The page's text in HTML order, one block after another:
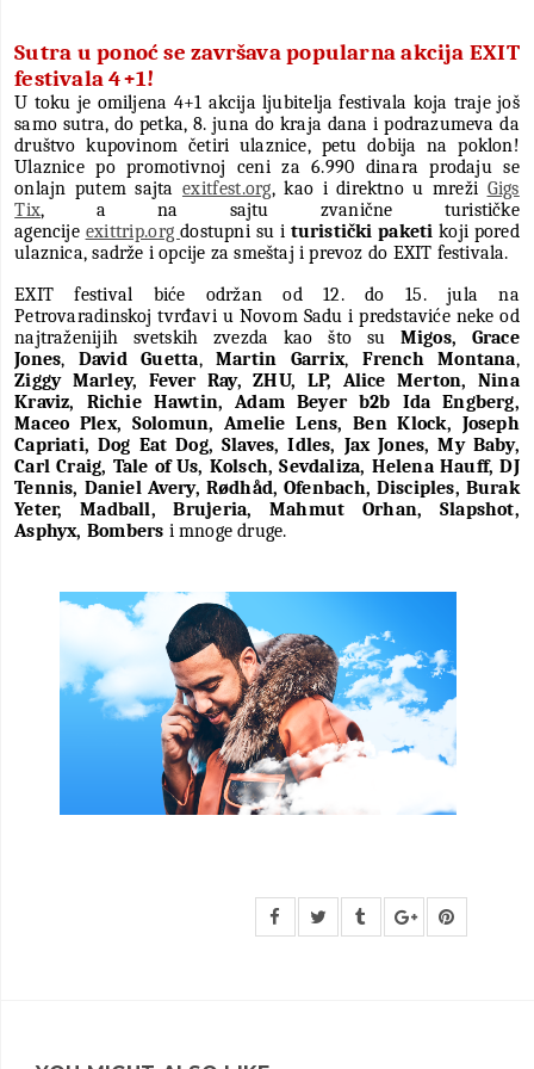
Sutra u ponoć se završava popularna akcija EXIT
festivala 4+1!
U toku je omiljena 4+1 akcija ljubitelja festivala koja traje još
samo sutra, do petka, 8. juna do kraja dana i podrazumeva da
društvo kupovinom četiri ulaznice, petu dobija na poklon!
Ulaznice po promotivnoj ceni za 6.990 dinara prodaju se
onlajn putem sajta exitfest.org, kao i direktno u mreži Gigs
Tix, a na sajtu zvanične turističke
agencije exittrip.orgdostupni su i turistički paketikoji pored
ulaznica, sadrže i opcije za smeštaj i prevoz do EXIT festivala.
EXIT festival biće održan od 12. do 15. jula na
Petrovaradinskoj tvrđavi u Novom Sadu i predstaviće neke od
najtraženijih svetskih zvezda kao što su Migos,
Grace
Jones, David Guetta,Martin Garrix, French Montana,
Ziggy Marley, Fever Ray, ZHU, LP, Alice Merton, Nina
Kraviz, Richie Hawtin, Adam Beyer b2b Ida Engberg,
Maceo Plex, Solomun, Amelie Lens, Ben Klock, Joseph
Capriati, Dog Eat Dog, Slaves, Idles, Jax Jones, My Baby,
Carl Craig, Tale of Us, Kolsch, Sevdaliza, Helena Hauff, DJ
Tennis, Daniel Avery, Rødhåd, Ofenbach, Disciples, Burak
Yeter, Madball, Brujeria, Mahmut Orhan, Slapshot,
Asphyx, Bombers i mnoge druge.